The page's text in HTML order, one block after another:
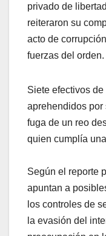
privado de
reiteraron su
acto de
fuerzas del orden.
Siete efectivos
aprehendidos por
fuga de un reo
quien cumplía
Según el reporte
apuntan a
los controles de
la evasión del